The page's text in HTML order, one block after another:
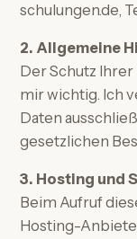
schulungen.de,
2. Allgemeine
Der Schutz
mir wichtig. Ich
Daten
gesetzlichen
3. Hosting und
Beim Aufruf
Hosting-